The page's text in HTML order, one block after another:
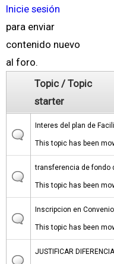
Inicie sesión
para enviar
contenido nuevo
al foro.
P
á
g
i
s
Topic / Topic
starter
Interes del plan de
This topic has been
transferencia de fondo
This topic has been
Inscripcion en Convenio
This topic has been
JUSTIFICAR